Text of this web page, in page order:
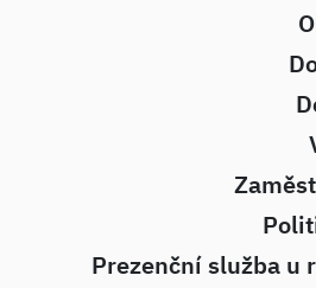
Prezenční služba u